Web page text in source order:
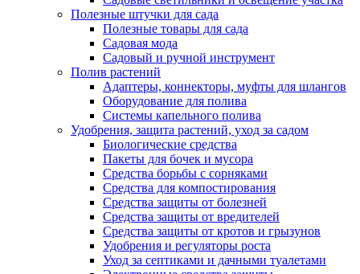
Полезные штучки для сада
Полезные товары для сада
Садовая мода
Садовый и ручной инструмент
Полив растений
Адаптеры, коннекторы, муфты для шлангов
Оборудование для полива
Системы капельного полива
Удобрения, защита растений, уход за садом
Биологические средства
Пакеты для бочек и мусора
Средства борьбы с сорняками
Средства для компостирования
Средства защиты от болезней
Средства защиты от вредителей
Средства защиты от кротов и грызунов
Удобрения и регуляторы роста
Уход за септиками и дачными туалетами